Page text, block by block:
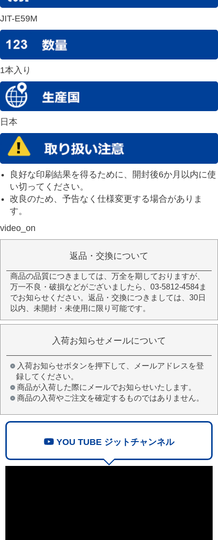
JIT-E59M
1本入り
日本
良好な印刷結果を得るために、開封後6か月以内に使
い切ってください。
改良のため、予告なく仕様変更する場合がありま
す。
video_on
返品・交換について
商品の品質につきましては、万全を期しておりますが、
万一不良・破損などがございましたら、03-5812-4584ま
でお知らせください。返品・交換につきましては、30日
以内、未開封・未使用に限り可能です。
入荷お知らせメールについて
入荷お知らせボタンを押下して、メールアドレスを登
録してください。
商品が入荷した際にメールでお知らせいたします。
商品の入荷やご注文を確定するものではありません。
YOU TUBE ジットチャンネル